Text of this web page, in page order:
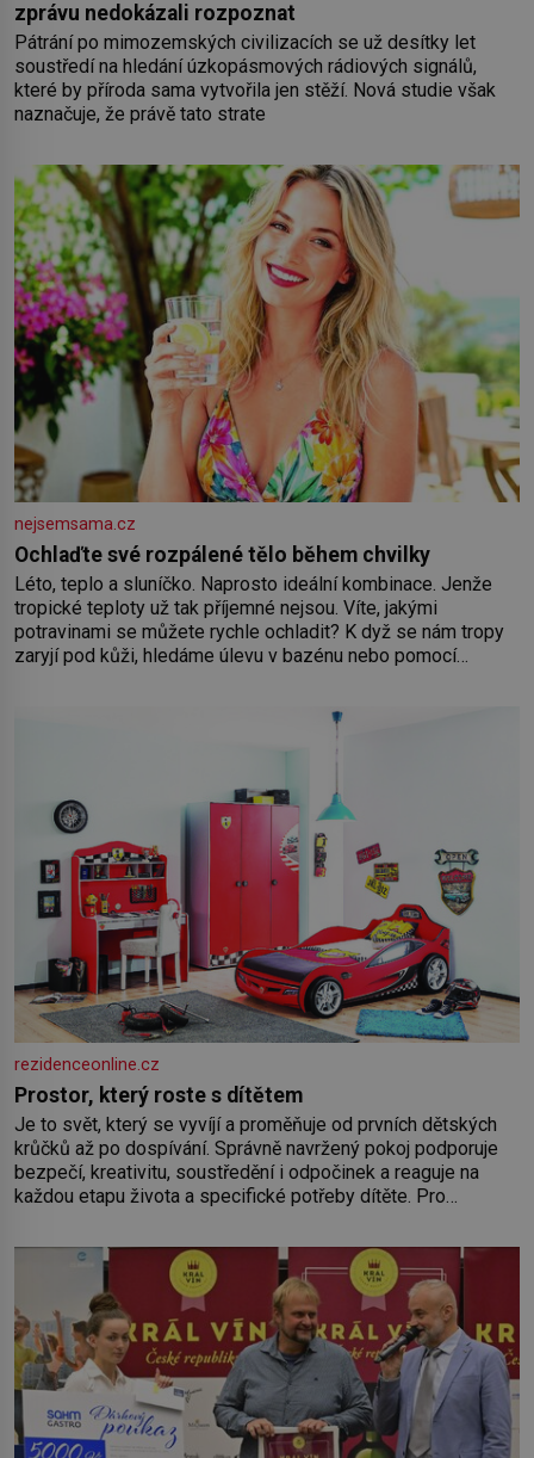
zprávu nedokázali rozpoznat
Pátrání po mimozemských civilizacích se už desítky let
soustředí na hledání úzkopásmových rádiových signálů,
které by příroda sama vytvořila jen stěží. Nová studie však
naznačuje, že právě tato strate
nejsemsama.cz
Ochlaďte své rozpálené tělo během chvilky
Léto, teplo a sluníčko. Naprosto ideální kombinace. Jenže
tropické teploty už tak příjemné nejsou. Víte, jakými
potravinami se můžete rychle ochladit? K dyž se nám tropy
zaryjí pod kůži, hledáme úlevu v bazénu nebo pomocí
rezidenceonline.cz
Prostor, který roste s dítětem
Je to svět, který se vyvíjí a proměňuje od prvních dětských
krůčků až po dospívání. Správně navržený pokoj podporuje
bezpečí, kreativitu, soustředění i odpočinek a reaguje na
každou etapu života a specifické potřeby dítěte. Pro
by pokoj miminka měl působit především klidně a útulně.
Předškolní věk je